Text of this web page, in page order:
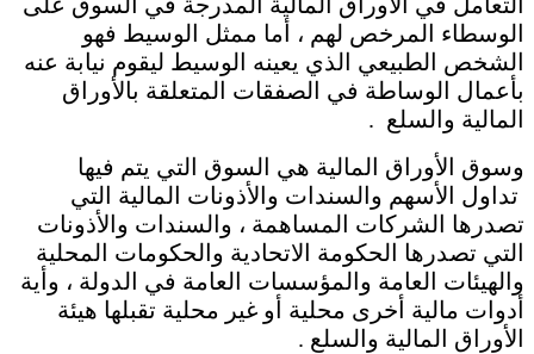
الوسطاء المرخص لهم ، أما ممثل الوسيط فهو
الشخص الطبيعي الذي يعينه الوسيط ليقوم نيابة عنه
بأعمال الوساطة في الصفقات المتعلقة بالأوراق
المالية والسلع .
وسوق الأوراق المالية هي السوق التي يتم فيها
تداول الأسهم والسندات والأذونات المالية التي
تصدرها الشركات المساهمة ، والسندات والأذونات
التي تصدرها الحكومة الاتحادية والحكومات المحلية
والهيئات العامة والمؤسسات العامة في الدولة ، وأية
أدوات مالية أخرى محلية أو غير محلية تقبلها هيئة
الأوراق المالية والسلع .